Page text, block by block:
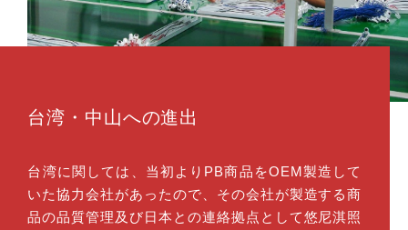
台湾・中山への進出
台湾に関しては、当初よりPB商品をOEM製造して
いた協力会社があったので、その会社が製造する商
品の品質管理及び日本との連絡拠点として悠尼淇照